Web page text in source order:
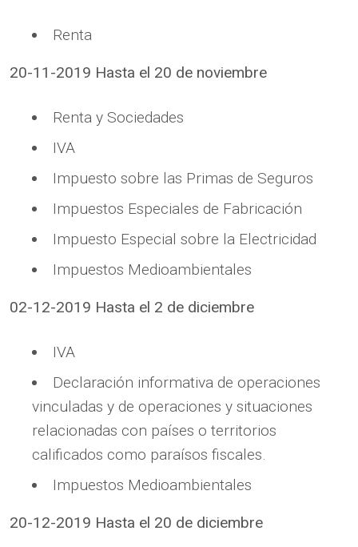
Renta
20-11-2019 Hasta el 20 de noviembre
Renta y Sociedades
IVA
Impuesto sobre las Primas de Seguros
Impuestos Especiales de Fabricación
Impuesto Especial sobre la Electricidad
Impuestos Medioambientales
02-12-2019 Hasta el 2 de diciembre
IVA
Declaración informativa de operaciones
vinculadas y de operaciones y situaciones
relacionadas con países o territorios
calificados como paraísos fiscales.
Impuestos Medioambientales
20-12-2019 Hasta el 20 de diciembre